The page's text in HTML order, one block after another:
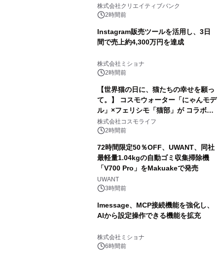
開催
株式会社クリエイティブバンク
2時間前
Instagram販売ツールを活用し、3日
間で売上約4,300万円を達成
株式会社ミショナ
2時間前
【世界猫の日に、猫たちの幸せを願っ
て。】 コスモウォーター「にゃんモデ
ル」×フェリシモ「猫部」が コラボキ
ャンペーンを実施
株式会社コスモライフ
2時間前
72時間限定50％OFF、UWANT、同社
最軽量1.04kgの自動ゴミ収集掃除機
「V700 Pro」をMakuakeで発売
UWANT
3時間前
lmessage、MCP接続機能を強化し、
AIから設定操作できる機能を拡充
株式会社ミショナ
6時間前